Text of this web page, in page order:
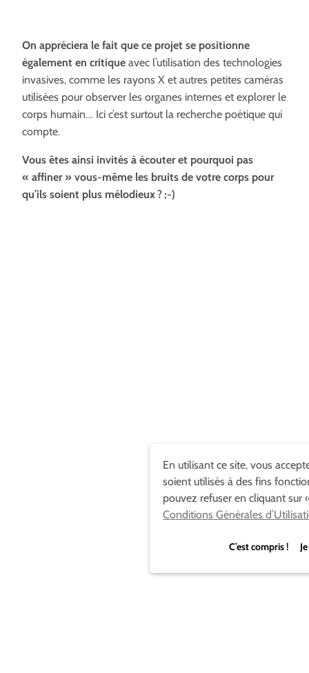
En utilisant ce site, vous
soient utilisés à des fins
pouvez refuser en cliquant sur
Conditions Générales
C’est compris !
On appréciera le fait que ce projet se positionne
également en critique avec l’utilisation des technologies
invasives, comme les rayons X et autres petites caméras
utilisées pour observer les organes internes et explorer le
corps humain… Ici c’est surtout la recherche poétique qui
compte.
Vous êtes ainsi invités à écouter et pourquoi pas
« affiner » vous-même les bruits de votre corps pour
qu’ils soient plus mélodieux ? ;-)